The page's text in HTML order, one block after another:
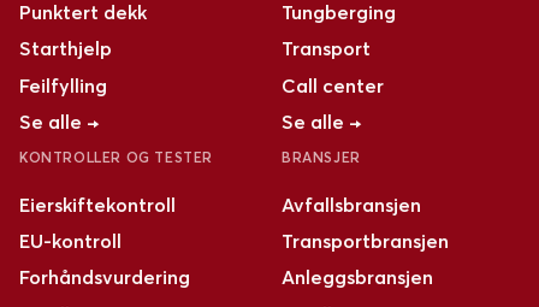
Punktert dekk
Starthjelp
Feilfylling
Se alle →
KONTROLLER OG TESTER
Eierskiftekontroll
EU-kontroll
Forhåndsvurdering
Tungberging
Transport
Call center
Se alle →
BRANSJER
Avfallsbransjen
Transportbransjen
Anleggsbransjen